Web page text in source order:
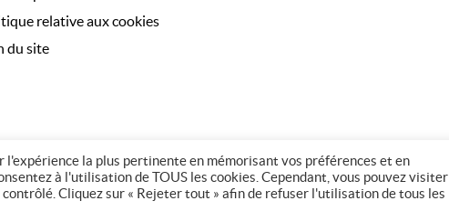
relative aux cookies
du site
© Copyright 2026 - 37 Intérim
la plus pertinente en mémorisant vos préférences et en
à l'utilisation de TOUS les cookies. Cependant, vous pouvez visiter
Cliquez sur « Rejeter tout » afin de refuser l'utilisation de tous les